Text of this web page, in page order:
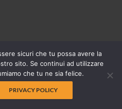
sicuri che tu possa avere la
sito. Se continui ad utilizzare
che tu ne sia felice.
PRIVACY POLICY